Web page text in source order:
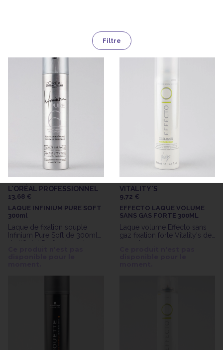
Filtre
L'ORÉAL PROFESSIONNEL
13,68 €
LAQUE INFINIUM PURE SOFT
300ml
Laque de fixation souple
Infinium Pure Soft de 300ml
de l'Oréal Professionnel
VITALITY'S
9,72 €
EFFECTO LAQUE VOLUME
SANS GAS FORTE 300ML
Laque volume Effecto sans
gaz fixation forte Vitality's de
300ml